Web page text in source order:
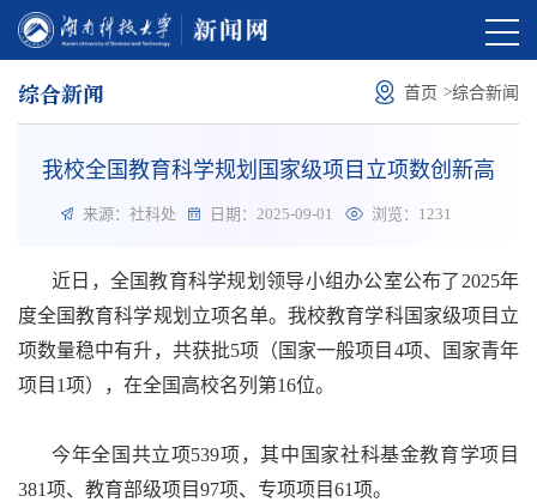
综合新闻 首页 >综合新闻
我校全国教育科学规划国家级项目立项数创新高
来源：社科处 日期：2025-09-01 浏览： 1231
近日，全国教育科学规划领导小组办公室公布了2025年
度全国教育科学规划立项名单。我校教育学科国家级项目立
项数量稳中有升， 共获批5项（国家一般项目4项、国家青年
项目1项），在全国高校名列第16位。
今年全国共立项539项，其中国家社科基金教育学项目
381项、教育部级项目97项、专项项目61项。